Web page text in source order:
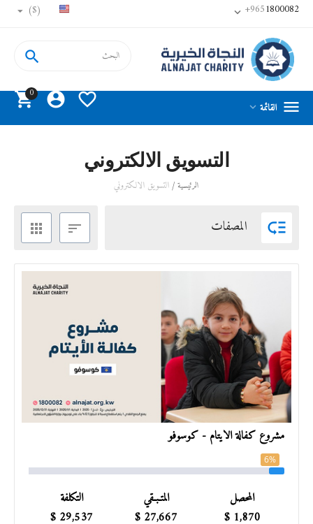
($) +9651800082

0
  

 القائمة 
التسويق الالكتروني
الرئيسية/التسويق الالكتروني
 المصفات 

مشروع كفالة الأيتام - كوسوفو
6%
المحصل
1,870
$
المتـبـقي
27,667
$
التكلفة
29,537
$